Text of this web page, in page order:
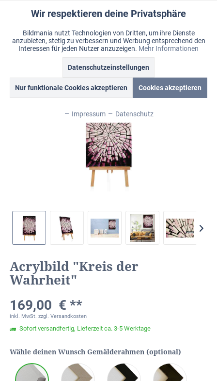
Warenkorb
Merkzettel Mein Konto
Menü
Bildmania > Acrylbilder > XL Wandbilder
Acrylbild "Kreis der
Wahrheit"
169,00 € **
inkl. MwSt. zzgl. Versandkosten
Sofort versandfertig, Lieferzeit ca. 3-5 Werktage
Wähle deinen Wunsch Gemälderahmen (optional)
Funktionale Aktiv
Marketing Inaktiv
Inaktiv
Wir respektieren deine Privatsphäre
Bildmania nutzt Technologien von Dritten, um ihre Dienste
anzubieten, stetig zu verbessern und Werbung entsprechend den
Interessen für jeden Nutzer anzuzeigen. Mehr Informationen
Datenschutzeinstellungen
Nur funktionale Cookies akzeptieren Cookies akzeptieren
Impressum Datenschutz